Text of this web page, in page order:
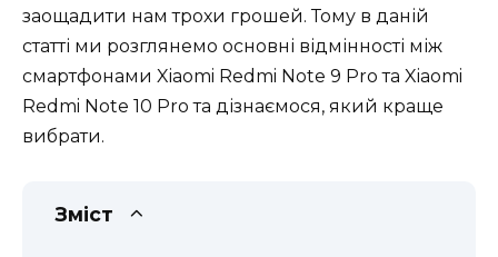
заощадити нам трохи грошей. Тому в даній
статті ми розглянемо основні відмінності між
смартфонами Xiaomi Redmi Note 9 Pro та Xiaomi
Redmi Note 10 Pro та дізнаємося, який краще
вибрати.
Зміст